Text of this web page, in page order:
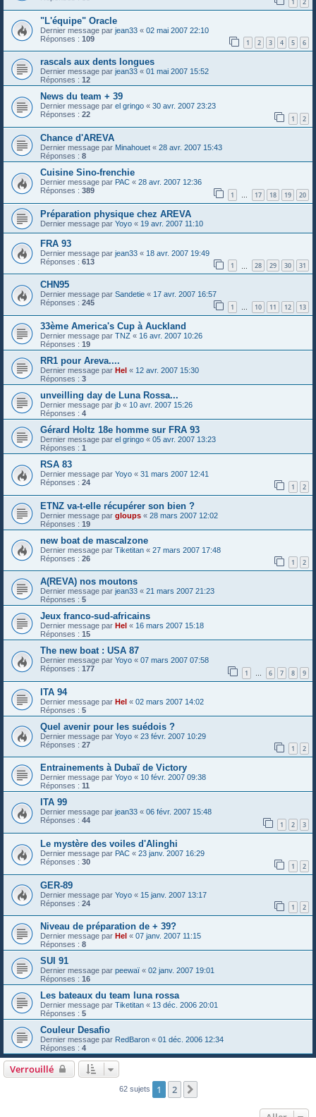
"L'équipe" Oracle
Dernier message par jean33 « 02 mai 2007 22:10
Réponses : 109 1 2 3 4 5 6
rascals aux dents longues
Dernier message par jean33 « 01 mai 2007 15:52
Réponses : 12
News du team + 39
Dernier message par el gringo « 30 avr. 2007 23:23
Réponses : 22 1 2
Chance d'AREVA
Dernier message par Minahouet « 28 avr. 2007 15:43
Réponses : 8
Cuisine Sino-frenchie
Dernier message par PAC « 28 avr. 2007 12:36
Réponses : 389 1 … 17 18 19 20
Préparation physique chez AREVA
Dernier message par Yoyo « 19 avr. 2007 11:10
FRA 93
Dernier message par jean33 « 18 avr. 2007 19:49
Réponses : 613 1 28 29 30 31
CHN95
Dernier message par Sandetie « 17 avr. 2007 16:57
Réponses : 245 1 … 10 11 12 13
33ème America's Cup à Auckland
Dernier message par TNZ « 16 avr. 2007 10:26
Réponses : 19
RR1 pour Areva....
Dernier message par Hel « 12 avr. 2007 15:30
Réponses : 3
unveilling day de Luna Rossa...
Dernier message par jb « 10 avr. 2007 15:26
Réponses : 4
Gérard Holtz 18e homme sur FRA 93
Dernier message par el gringo « 05 avr. 2007 13:23
Réponses : 1
RSA 83
Dernier message par Yoyo « 31 mars 2007 12:41
Réponses : 24 1 2
ETNZ va-t-elle récupérer son bien ?
Dernier message par gloups « 28 mars 2007 12:02
Réponses : 19
new boat de mascalzone
Dernier message par Tiketitan « 27 mars 2007 17:48
Réponses : 26 1 2
A(REVA) nos moutons
Dernier message par jean33 « 21 mars 2007 21:23
Réponses : 5
Jeux franco-sud-africains
Dernier message par Hel « 16 mars 2007 15:18
Réponses : 15
The new boat : USA 87
Dernier message par Yoyo « 07 mars 2007 07:58
Réponses : 177 1 … 6 7 8 9
ITA 94
Dernier message par Hel « 02 mars 2007 14:02
Réponses : 5
Quel avenir pour les suédois ?
Dernier message par Yoyo « 23 févr. 2007 10:29
Réponses : 27 1 2
Entrainements à Dubaï de Victory
Dernier message par Yoyo « 10 févr. 2007 09:38
Réponses : 11
ITA 99
Dernier message par jean33 « 06 févr. 2007 15:48
Réponses : 44 1 2 3
Le mystère des voiles d'Alinghi
Dernier message par PAC « 23 janv. 2007 16:29
Réponses : 30 1 2
GER-89
Dernier message par Yoyo « 15 janv. 2007 13:17
Réponses : 24 1 2
Niveau de préparation de + 39?
Dernier message par Hel « 07 janv. 2007 11:15
Réponses : 8
SUI 91
Dernier message par peewaï « 02 janv. 2007 19:01
Réponses : 16
Les bateaux du team luna rossa
Dernier message par Tiketitan « 13 déc. 2006 20:01
Réponses : 5
Couleur Desafio
Dernier message par RedBaron « 01 déc. 2006 12:34
Réponses : 4
Verrouillé
62 sujets 1 2